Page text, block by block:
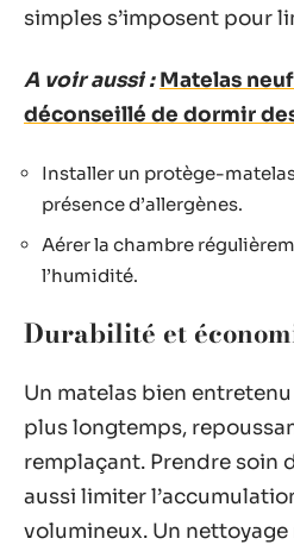
simples s’imposent pour
A voir aussi : Matelas
déconseillé de dormir
Installer un protège-
présence d’allergènes.
Aérer la chambre
l’humidité.
Durabilité et
Un matelas bien
plus longtemps,
remplaçant. Prendre soin
aussi limiter
volumineux. Un